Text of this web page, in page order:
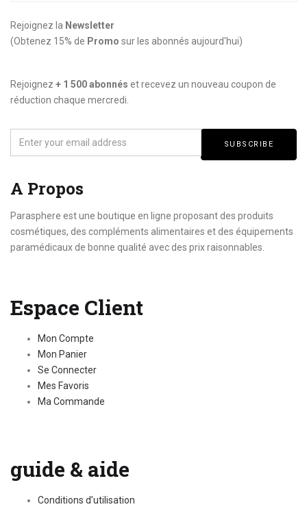
Rejoignez la Newsletter
(Obtenez 15% de Promo sur les abonnés aujourd'hui)
Rejoignez + 1 500 abonnés et recevez un nouveau coupon de
réduction chaque mercredi.
A Propos
Parasphere est une boutique en ligne proposant des produits
cosmétiques, des compléments alimentaires et des équipements
paramédicaux de bonne qualité avec des prix raisonnables.
Espace Client
Mon Compte
Mon Panier
Se Connecter
Mes Favoris
Ma Commande
guide & aide
Conditions d’utilisation